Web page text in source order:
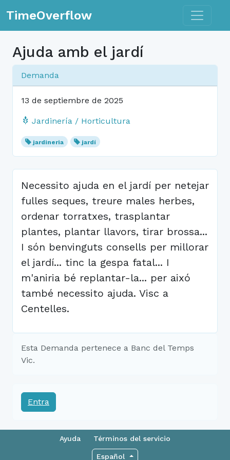
TimeOverflow Toggle
Ajuda amb el jardí
Demanda
13 de septiembre de 2025
Jardinería / Horticultura
jardineria jardí
Necessito ajuda en el jardí per netejar
fulles seques, treure males herbes,
ordenar torratxes, trasplantar
plantes, plantar llavors, tirar brossa...
I són benvinguts consells per millorar
el jardí... tinc la gespa fatal... I
m'aniria bé replantar-la... per aixó
també necessito ajuda. Visc a
Centelles.
Esta Demanda pertenece a Banc del Temps
Vic.
Entra
Ayuda Términos del servicio
Español